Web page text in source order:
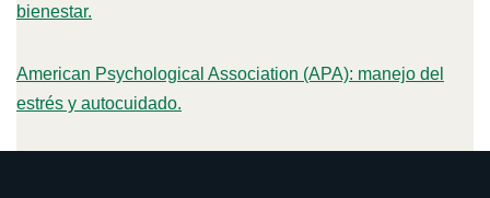
bienestar.
American Psychological Association (APA): manejo del
estrés y autocuidado.